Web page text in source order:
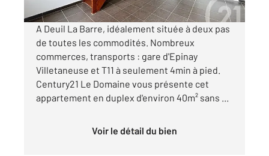
A Deuil La Barre, idéalement située à deux pas
de toutes les commodités. Nombreux
commerces, transports : gare d'Epinay
Villetaneuse et T11 à seulement 4min à pied.
Century21 Le Domaine vous présente cet
appartement en duplex d'environ 40m² sans ...
Voir le détail du bien